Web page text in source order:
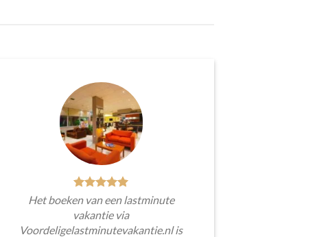
Het boeken van een lastminute
vakantie via
Voordeligelastminutevakantie.nl is